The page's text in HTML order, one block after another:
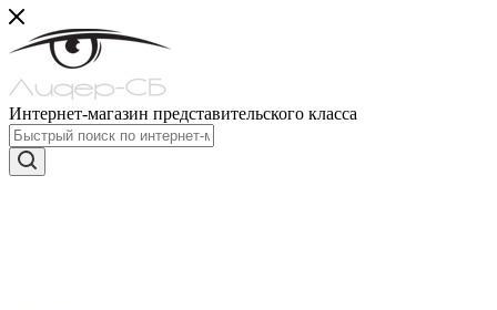
Интернет-магазин представительского класса